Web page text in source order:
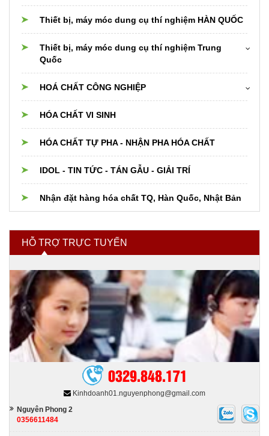
Thiết bị, máy móc dung cụ thí nghiệm HÀN QUỐC
Thiết bị, máy móc dung cụ thí nghiệm Trung
Quốc
Cân điện tử
Dụng cụ thủy tinh Trung Quốc
Thiết bị dụng cụ PTN khác
HOÁ CHẤT CÔNG NGHIỆP
Hóa chất cho nồi hơi boiler,cooling,chiller
Hóa chất xử lý nước
Nguyên liệu Thực phẩm, Dược phẩm, Mỹ phẩm
Hóa chất và nguyên liệu cho Phân bón
Hóa chất tẩy rửa
Hóa chất nhóm ngành khác
HÓA CHẤT VI SINH
HÓA CHẤT TỰ PHA - NHẬN PHA HÓA CHẤT
IDOL - TIN TỨC - TÁN GẪU - GIẢI TRÍ
Nhận đặt hàng hóa chất TQ, Hàn Quốc, Nhật Bản
HỖ TRỢ TRỰC TUYẾN
0329.848.171
Kinhdoanh01.nguyenphong@gmail.com
Nguyên Phong 2
0356611484